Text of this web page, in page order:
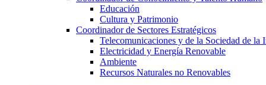
Educación
Cultura y Patrimonio
Coordinador de Sectores Estratégicos
Telecomunicaciones y de la Sociedad de la
Electricidad y Energía Renovable
Ambiente
Recursos Naturales no Renovables